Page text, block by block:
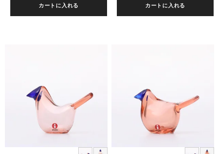
カートに入れる カートに入れる